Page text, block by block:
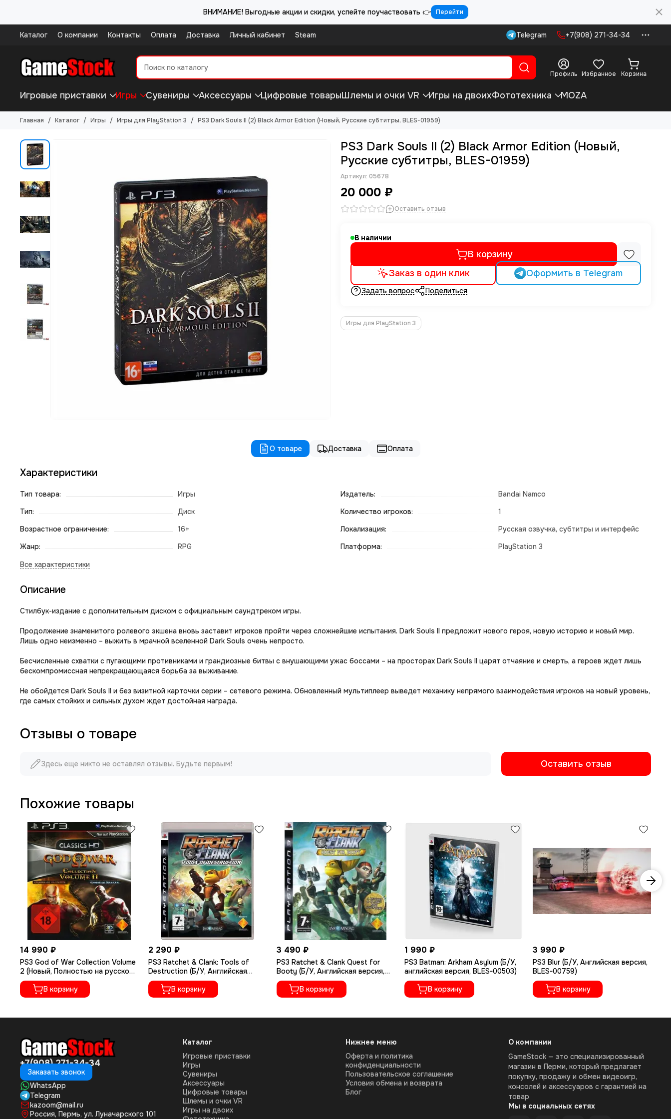
ВНИМАНИЕ! Выгодные акции и скидки, успейте поучаствовать 👉 Перейти
Каталог О компании Контакты Оплата Доставка Личный кабинет Steam Telegram +7(908) 271-34-34
Профиль Избранное Корзина
Игровые приставки Игры Сувениры Аксессуары Цифровые товарыШлемы и очки VR Игры на двоихФототехника MOZA
Главная Каталог Игры Игры для PlayStation 3 PS3 Dark Souls II (2) Black Armor Edition (Новый, Русские субтитры, BLES-01959)
PS3 Dark Souls II (2) Black Armor Edition (Новый,
Русские субтитры, BLES-01959)
Артикул: 05678
20 000 ₽
Оставить отзыв
В наличии
В корзину
Заказ в один клик
Оформить в Telegram
Задать вопрос Поделиться
Игры для PlayStation 3
О товаре Доставка Оплата
Характеристики
Тип товара:
Игры
Тип:
Диск
Возрастное ограничение:
16+
Жанр:
RPG
Издатель:
Bandai Namco
Количество игроков:
1
Локализация:
Русская озвучка, субтитры и интерфейс
Платформа:
PlayStation 3
Описание
Стилбук-издание с дополнительным диском с официальным саундтреком игры.
Продолжение знаменитого ролевого экшена вновь заставит игроков пройти через сложнейшие испытания. Dark Souls II предложит нового героя, новую историю и новый мир.
Лишь одно неизменно – выжить в мрачной вселенной Dark Souls очень непросто.
Бесчисленные схватки с пугающими противниками и грандиозные битвы с внушающими ужас боссами – на просторах Dark Souls II царят отчаяние и смерть, а героев ждет лишь
бескомпромиссная непрекращающаяся борьба за выживание.
Не обойдется Dark Souls II и без визитной карточки серии – сетевого режима. Обновленный мультиплеер выведет механику непрямого взаимодействия игроков на новый уровень,
где самых стойких и сильных духом ждет достойная награда.
Отзывы о товаре
Здесь еще никто не оставлял отзывы. Будьте первым! Оставить отзыв
Похожие товары
14 990 ₽
PS3 God of War Collection Volume
2 (Новый, Полностью на русском
языке, BCES-01277)
В корзину
2 290 ₽
PS3 Ratchet & Clank: Tools of
Destruction (Б/У, Английская
версия, BCES-00052)
В корзину
3 490 ₽
PS3 Ratchet & Clank Quest for
Booty (Б/У, Английская версия,
BCES-00301)
В корзину
1 990 ₽
PS3 Batman: Arkham Asylum (Б/У,
английская версия, BLES-00503)
В корзину
3 990 ₽
PS3 Blur (Б/У, Английская версия,
BLES-00759)
В корзину
+7(908) 271-34-34
Заказать звонок
WhatsApp
Telegram
kazoom@mail.ru
Россия, Пермь, ул. Луначарского 101
Каталог
Игровые приставки
Игры
Сувениры
Аксессуары
Цифровые товары
Шлемы и очки VR
Игры на двоих
Нижнее меню
Оферта и политика
конфиденциальности
Пользовательское соглашение
Условия обмена и возврата
Блог
О компании
GameStock — это специализированный
магазин в Перми, который предлагает
покупку, продажу и обмен видеоигр,
консолей и аксессуаров с гарантией на
товар
Мы в социальных сетях